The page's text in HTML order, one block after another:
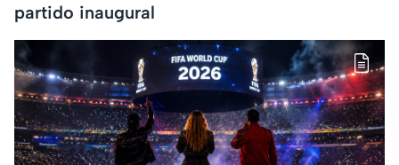
partido inaugural